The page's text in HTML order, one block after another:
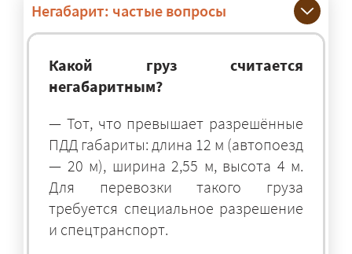
Негабарит: частые вопросы
Какой груз считается
негабаритным?
— Тот, что превышает разрешённые
ПДД габариты: длина 12 м (автопоезд
— 20 м), ширина 2,55 м, высота 4 м.
Для перевозки такого груза
требуется специальное разрешение
и спецтранспорт.